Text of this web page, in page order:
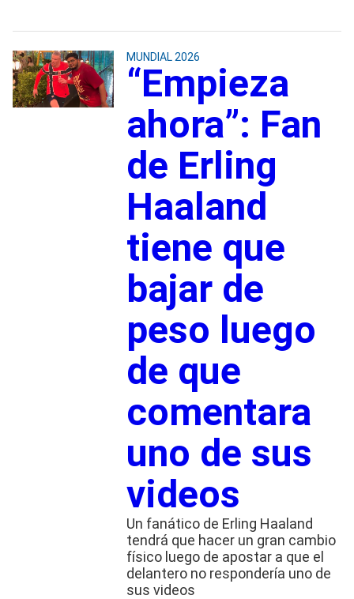
MUNDIAL 2026
“Empieza
ahora”: Fan
de Erling
Haaland
tiene que
bajar de
peso luego
de que
comentara
uno de sus
videos
Un fanático de Erling Haaland
tendrá que hacer un gran cambio
físico luego de apostar a que el
delantero no respondería uno de
sus videos